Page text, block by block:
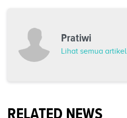
Pratiwi
Lihat semua artikel